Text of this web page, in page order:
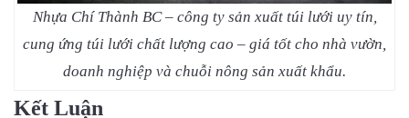
Nhựa Chí Thành BC – công ty sản xuất túi lưới uy tín,
cung ứng túi lưới chất lượng cao – giá tốt cho nhà vườn,
doanh nghiệp và chuỗi nông sản xuất khẩu.
Kết Luận